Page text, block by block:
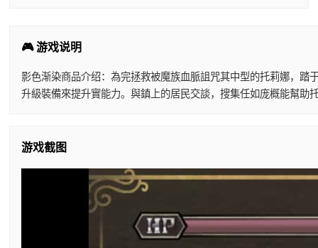
🎮 游戏说明
影色渐染商品介绍：為完拯救被魔族血脈詛咒其中型的托莉娜，
升級裝備來提升實能力。與鎮上的居民交談，搜集任如庞概能幫
游戏截图